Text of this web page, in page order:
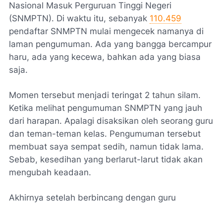
Nasional Masuk Perguruan Tinggi Negeri
(SNMPTN). Di waktu itu, sebanyak 110.459
pendaftar SNMPTN mulai mengecek namanya di
laman pengumuman. Ada yang bangga bercampur
haru, ada yang kecewa, bahkan ada yang biasa
saja.
Momen tersebut menjadi teringat 2 tahun silam.
Ketika melihat pengumuman SNMPTN yang jauh
dari harapan. Apalagi disaksikan oleh seorang guru
dan teman-teman kelas. Pengumuman tersebut
membuat saya sempat sedih, namun tidak lama.
Sebab, kesedihan yang berlarut-larut tidak akan
mengubah keadaan.
Akhirnya setelah berbincang dengan guru